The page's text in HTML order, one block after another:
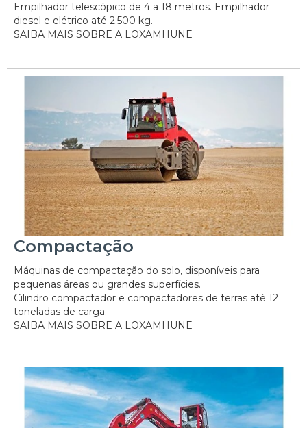
Empilhador telescópico de 4 a 18 metros. Empilhador
diesel e elétrico até 2.500 kg.
SAIBA MAIS SOBRE A LOXAMHUNE
Compactação
Máquinas de compactação do solo, disponíveis para
pequenas áreas ou grandes superfícies.
Cilindro compactador e compactadores de terras até 12
toneladas de carga.
SAIBA MAIS SOBRE A LOXAMHUNE